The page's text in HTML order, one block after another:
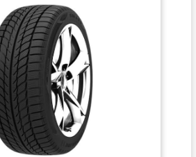
pression acoustique [dB] - 72;
Niveau d'émission sonore - B;
Tailles de pneus - 225-50-17;
EPREL-id - 461099; Adhérence
sur la neige - 1; Protection jante
- Felgenschutz; M+S - Oui
Vérification rapide de la
compatibilité en un seul jour
ouvrable : vous n'êtes pas sûr
que la pièce automobile soit
compatible ? Il vous suffit de
nous envoyer le numéro
d'identification de votre